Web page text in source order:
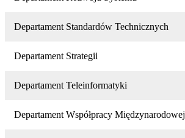
Departament Standardów Technicznych
Departament Strategii
Departament Teleinformatyki
Departament Współpracy Międzynarodowej